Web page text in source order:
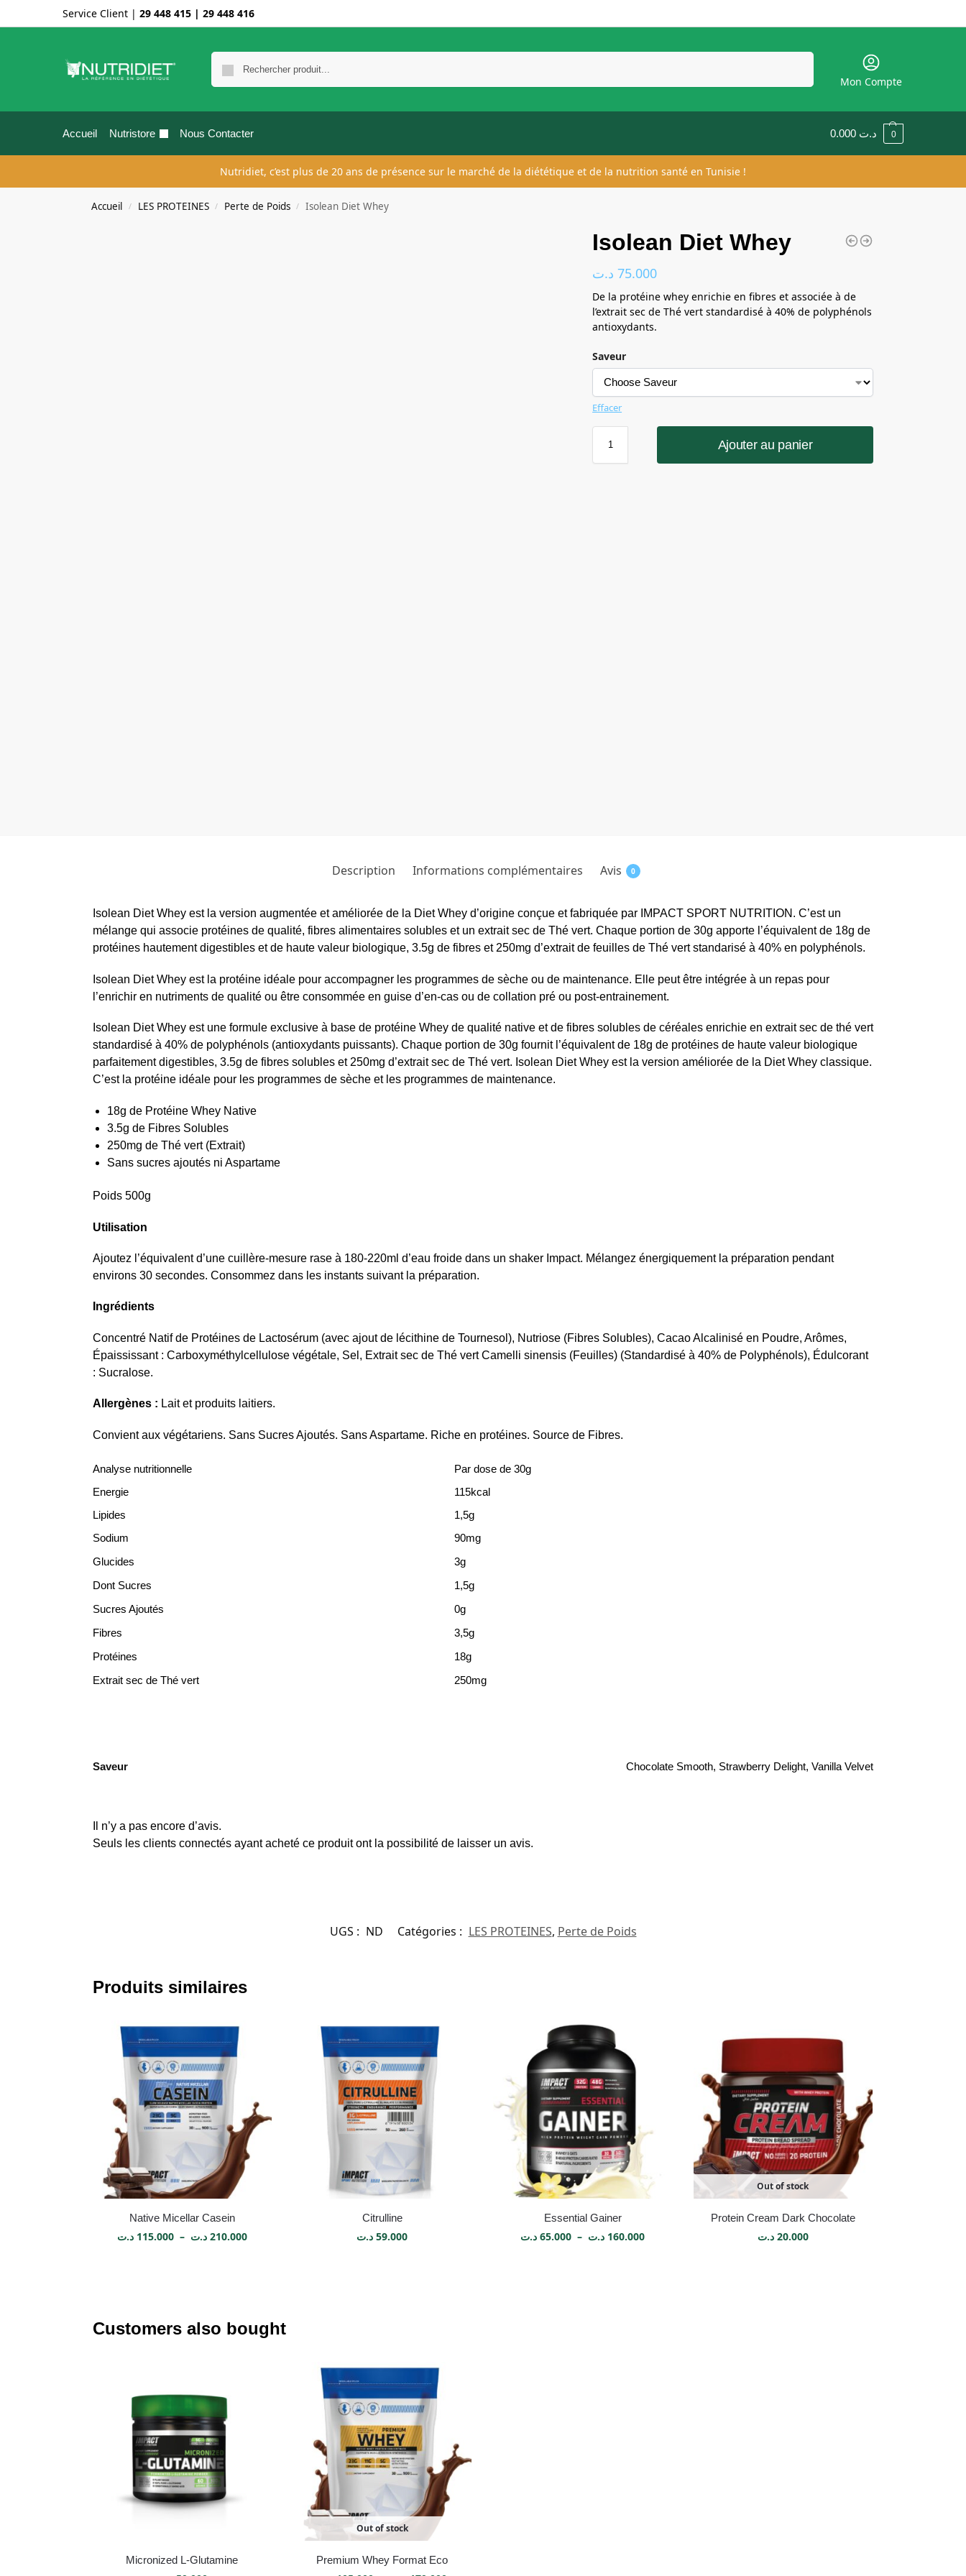
Service Client | 29 448 415 | 29 448 416
Mon Compte
Accueil Nutristore Nous Contacter 0.000 د.ت 0
Nutridiet, c’est plus de 20 ans de présence sur le marché de la diététique et de la nutrition santé en Tunisie !
Accueil / LES PROTEINES / Perte de Poids / Isolean Diet Whey
Isolean Diet Whey
75.000 د.ت
De la protéine whey enrichie en fibres et associée à de
l’extrait sec de Thé vert standardisé à 40% de polyphénols
antioxydants.
Saveur
Effacer
Ajouter au panier
Description Informations complémentaires Avis 0
Isolean Diet Whey est la version augmentée et améliorée de la Diet Whey d’origine conçue et fabriquée par IMPACT SPORT NUTRITION. C’est un
mélange qui associe protéines de qualité, fibres alimentaires solubles et un extrait sec de Thé vert. Chaque portion de 30g apporte l’équivalent de 18g de
protéines hautement digestibles et de haute valeur biologique, 3.5g de fibres et 250mg d’extrait de feuilles de Thé vert standarisé à 40% en polyphénols.
Isolean Diet Whey est la protéine idéale pour accompagner les programmes de sèche ou de maintenance. Elle peut être intégrée à un repas pour
l’enrichir en nutriments de qualité ou être consommée en guise d’en-cas ou de collation pré ou post-entrainement.
Isolean Diet Whey est une formule exclusive à base de protéine Whey de qualité native et de fibres solubles de céréales enrichie en extrait sec de thé vert
standardisé à 40% de polyphénols (antioxydants puissants). Chaque portion de 30g fournit l’équivalent de 18g de protéines de haute valeur biologique
parfaitement digestibles, 3.5g de fibres solubles et 250mg d’extrait sec de Thé vert. Isolean Diet Whey est la version améliorée de la Diet Whey classique.
C’est la protéine idéale pour les programmes de sèche et les programmes de maintenance.
18g de Protéine Whey Native
3.5g de Fibres Solubles
250mg de Thé vert (Extrait)
Sans sucres ajoutés ni Aspartame
Poids 500g
Utilisation
Ajoutez l’équivalent d’une cuillère-mesure rase à 180-220ml d’eau froide dans un shaker Impact. Mélangez énergiquement la préparation pendant
environs 30 secondes. Consommez dans les instants suivant la préparation.
Ingrédients
Concentré Natif de Protéines de Lactosérum (avec ajout de lécithine de Tournesol), Nutriose (Fibres Solubles), Cacao Alcalinisé en Poudre, Arômes,
Épaississant : Carboxyméthylcellulose végétale, Sel, Extrait sec de Thé vert Camelli sinensis (Feuilles) (Standardisé à 40% de Polyphénols), Édulcorant
: Sucralose.
Allergènes : Lait et produits laitiers.
Convient aux végétariens. Sans Sucres Ajoutés. Sans Aspartame. Riche en protéines. Source de Fibres.
Analyse nutritionnelle
Par dose de 30g
Energie
115kcal
Lipides
1,5g
Sodium
90mg
Glucides
3g
Dont Sucres
1,5g
Sucres Ajoutés
0g
Fibres
3,5g
Protéines
18g
Extrait sec de Thé vert
250mg
Saveur Chocolate Smooth, Strawberry Delight, Vanilla Velvet
Il n’y a pas encore d’avis.
Seuls les clients connectés ayant acheté ce produit ont la possibilité de laisser un avis.
UGS : ND Catégories : LES PROTEINES, Perte de Poids
Produits similaires
Native Micellar Casein
115.000 د.ت – 210.000 د.ت
Citrulline
59.000 د.ت
Essential Gainer
65.000 د.ت – 160.000 د.ت
Out of stock
Protein Cream Dark Chocolate
20.000 د.ت
Customers also bought
Micronized L-Glutamine
Out of stock
Premium Whey Format Eco